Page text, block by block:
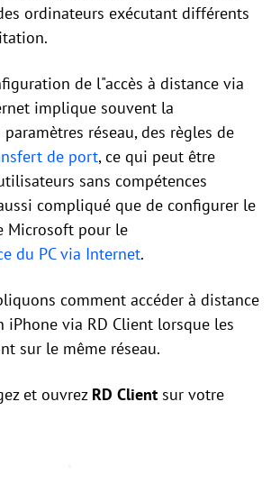
ordinateurs exécutant différents
de l"accès à distance via
implique souvent la
réseau, des règles de
de port, ce qui peut être
sans compétences
compliqué que de configurer le
Microsoft pour le
du PC via Internet.
comment accéder à distance
iPhone via RD Client lorsque les
sur le même réseau.
et ouvrez RD Client sur votre